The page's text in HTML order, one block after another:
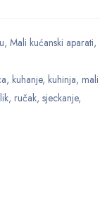
, Mali kućanski aparati,
, kuhanje, kuhinja, mali
, ručak, sjeckanje,